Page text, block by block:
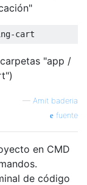
"app /
— Amit baderia
fuente
en CMD
de código